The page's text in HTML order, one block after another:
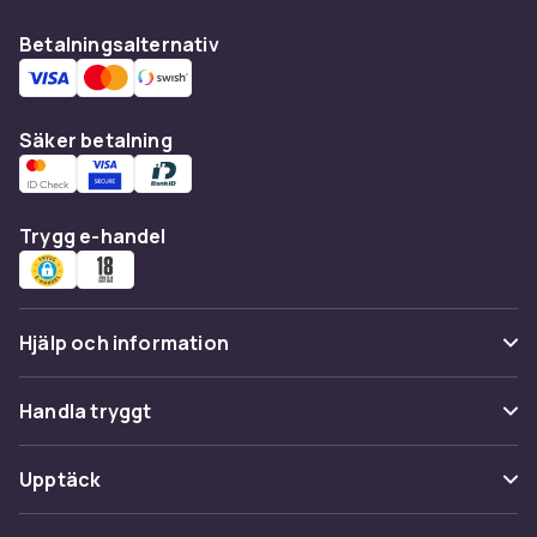
ditt hem och kök är i rörelse!
Betalningsalternativ
Säker betalning
Trygg e-handel
Hjälp och information
Vanliga frågor
Spåra paket
Ångra & Returnera här
Handla tryggt
Betalning
Leverans
Upptäck